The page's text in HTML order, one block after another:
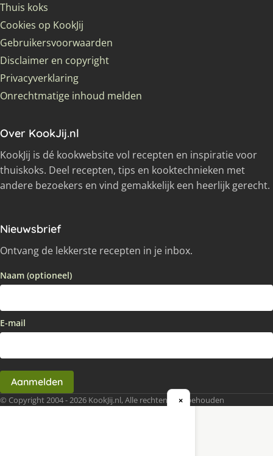
Thuis koks
Cookies op KookJij
Gebruikersvoorwaarden
Disclaimer en copyright
Privacyverklaring
Onrechtmatige inhoud melden
Over KookJij.nl
KookJij is dé kookwebsite vol recepten en inspiratie voor
thuiskoks. Deel recepten, tips en kooktechnieken met
andere bezoekers en vind gemakkelijk een heerlijk gerecht.
Nieuwsbrief
Ontvang de lekkerste recepten in je inbox.
Naam (optioneel)
E-mail
Aanmelden
© Copyright 2004 - 2026 KookJij.nl, Alle rechten voorbehouden
×